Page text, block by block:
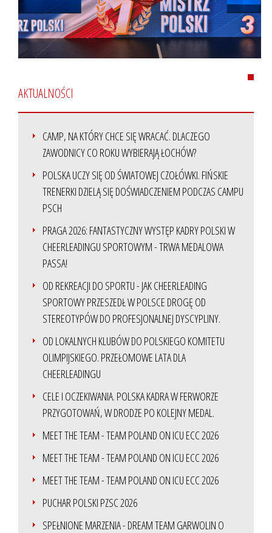
AKTUALNOŚCI
CAMP, NA KTÓRY CHCE SIĘ WRACAĆ. DLACZEGO
ZAWODNICY CO ROKU WYBIERAJĄ ŁOCHÓW?
POLSKA UCZY SIĘ OD ŚWIATOWEJ CZOŁÓWKI. FIŃSKIE
TRENERKI DZIELĄ SIĘ DOŚWIADCZENIEM PODCZAS CAMPU
PSCH
PRAGA 2026: FANTASTYCZNY WYSTĘP KADRY POLSKI W
CHEERLEADINGU SPORTOWYM - TRWA MEDALOWA
PASSA!
OD REKREACJI DO SPORTU - JAK CHEERLEADING
SPORTOWY PRZESZEDŁ W POLSCE DROGĘ OD
STEREOTYPÓW DO PROFESJONALNEJ DYSCYPLINY.
OD LOKALNYCH KLUBÓW DO POLSKIEGO KOMITETU
OLIMPIJSKIEGO. PRZEŁOMOWE LATA DLA
CHEERLEADINGU
CELE I OCZEKIWANIA. POLSKA KADRA W FERWORZE
PRZYGOTOWAŃ, W DRODZE PO KOLEJNY MEDAL.
MEET THE TEAM - TEAM POLAND ON ICU ECC 2026
MEET THE TEAM - TEAM POLAND ON ICU ECC 2026
MEET THE TEAM - TEAM POLAND ON ICU ECC 2026
PUCHAR POLSKI PZSC 2026
SPEŁNIONE MARZENIA - DREAM TEAM GARWOLIN O